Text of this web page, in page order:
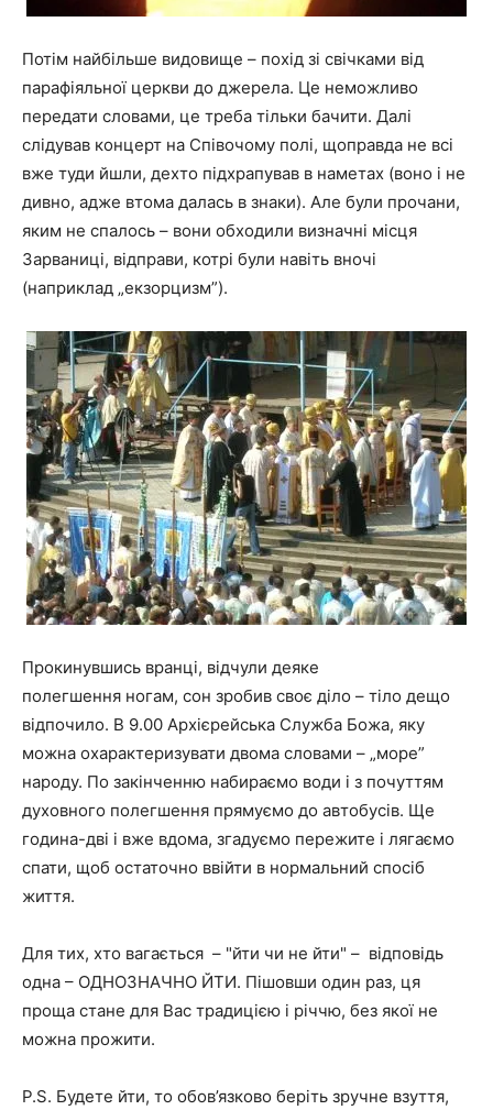
Потім найбільше видовище – похід зі свічками від
парафіяльної церкви до джерела. Це неможливо
передати словами, це треба тільки бачити. Далі
слідував концерт на Співочому полі, щоправда не всі
вже туди йшли, дехто підхрапував в наметах (воно і не
дивно, адже втома далась в знаки). Але були прочани,
яким не спалось – вони обходили визначні місця
Зарваниці, відправи, котрі були навіть вночі
(наприклад „екзорцизм”).
Прокинувшись вранці, відчули деяке
полегшення ногам, сон зробив своє діло – тіло дещо
відпочило. В 9.00 Архієрейська Служба Божа, яку
можна охарактеризувати двома словами – „море”
народу. По закінченню набираємо води і з почуттям
духовного полегшення прямуємо до автобусів. Ще
година-дві і вже вдома, згадуємо пережите і лягаємо
спати, щоб остаточно ввійти в нормальний спосіб
життя.
Для тих, хто вагається – "йти чи не йти" – відповідь
одна – ОДНОЗНАЧНО ЙТИ. Пішовши один раз, ця
проща стане для Вас традицією і річчю, без якої не
можна прожити.
P.S. Будете йти, то обов’язково беріть зручне взуття,